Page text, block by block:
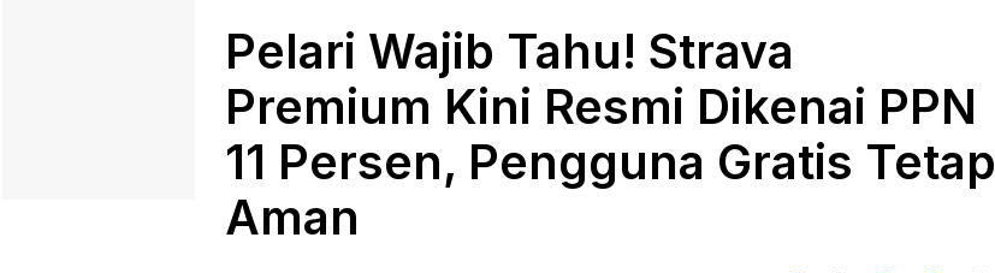
Pelari Wajib Tahu! Strava
Premium Kini Resmi Dikenai PPN
11 Persen, Pengguna Gratis Tetap
Aman